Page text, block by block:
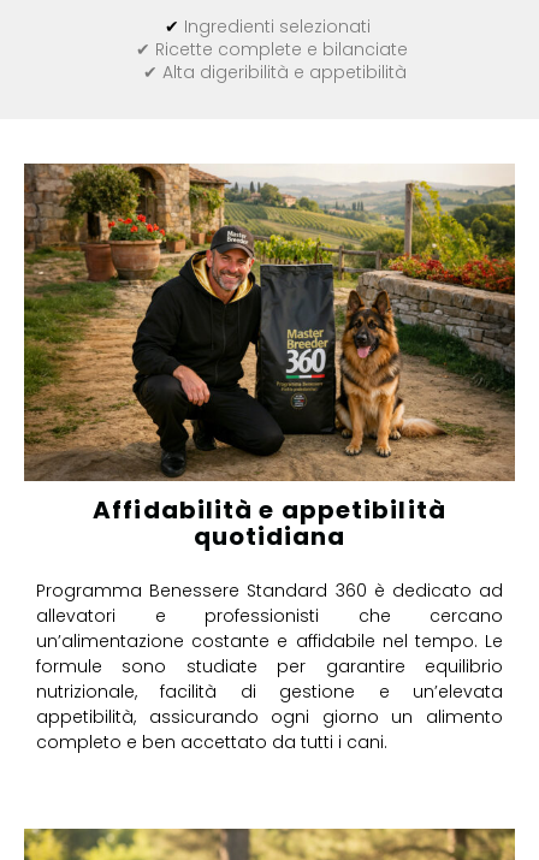
✔ Ingredienti selezionati
✔ Ricette complete e bilanciate
✔ Alta digeribilità e appetibilità
Affidabilità e appetibilità
quotidiana
Programma Benessere Standard 360 è dedicato ad
allevatori e professionisti che cercano
un’alimentazione costante e affidabile nel tempo. Le
formule sono studiate per garantire equilibrio
nutrizionale, facilità di gestione e un’elevata
appetibilità, assicurando ogni giorno un alimento
completo e ben accettato da tutti i cani.